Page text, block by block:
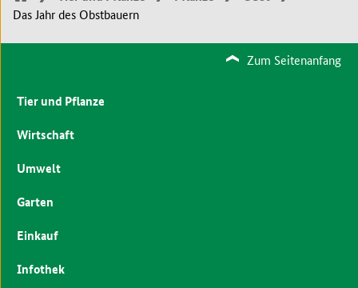
Das Jahr des Obstbauern
Zum Seitenanfang
Tier und Pflanze
Wirtschaft
Umwelt
Garten
Einkauf
Infothek